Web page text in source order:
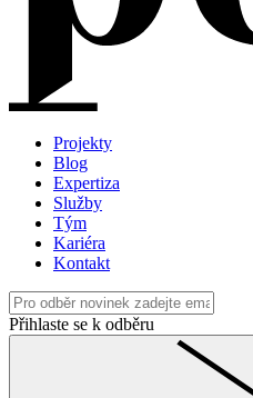
Projekty
Blog
Expertiza
Služby
Tým
Kariéra
Kontakt
Přihlaste se k odběru